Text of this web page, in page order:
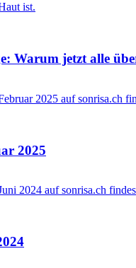
Warum jetzt alle
2025